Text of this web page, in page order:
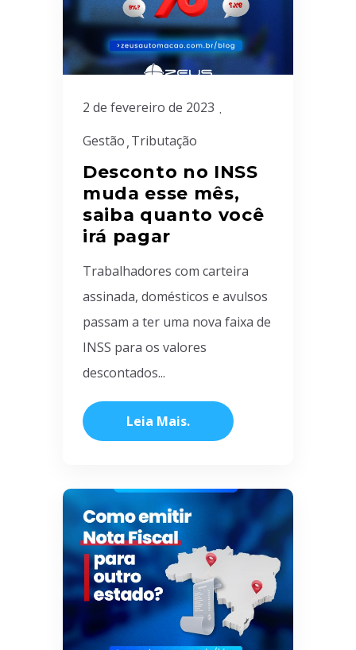
2 de fevereiro de 2023
Gestão Tributação
Desconto no INSS
muda esse mês,
saiba quanto você
irá pagar
Trabalhadores com carteira
assinada, domésticos e avulsos
passam a ter uma nova faixa de
INSS para os valores
descontados...
Leia Mais